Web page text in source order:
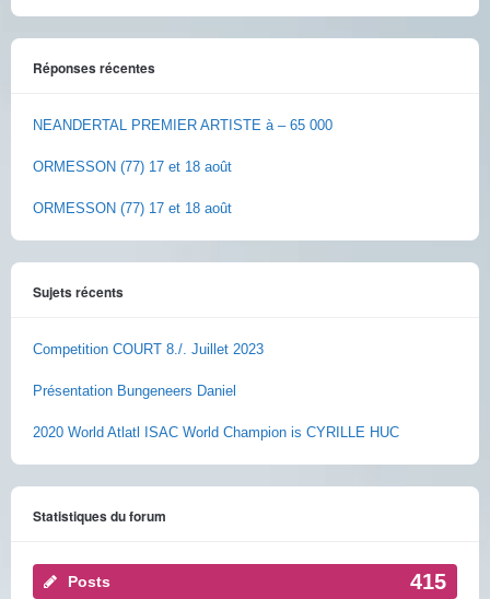
Réponses récentes
NEANDERTAL PREMIER ARTISTE à – 65 000
ORMESSON (77) 17 et 18 août
ORMESSON (77) 17 et 18 août
Sujets récents
Competition COURT 8./. Juillet 2023
Présentation Bungeneers Daniel
2020 World Atlatl ISAC World Champion is CYRILLE HUC
Statistiques du forum
Posts 415